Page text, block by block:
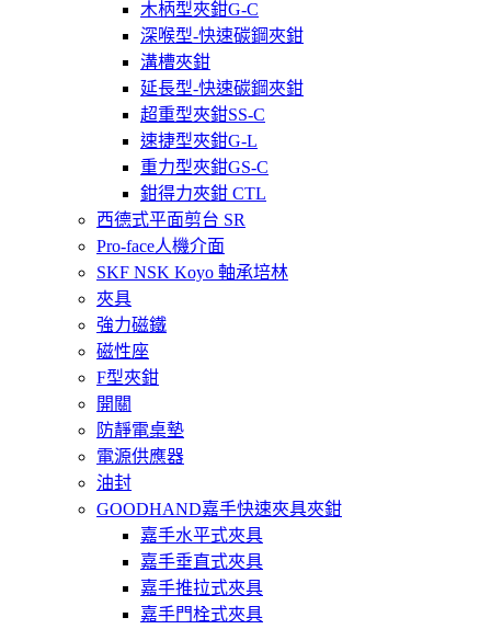
木柄型夾鉗G-C
深喉型-快速碳鋼夾鉗
溝槽夾鉗
延長型-快速碳鋼夾鉗
超重型夾鉗SS-C
速捷型夾鉗G-L
重力型夾鉗GS-C
鉗得力夾鉗 CTL
西德式平面剪台 SR
Pro-face人機介面
SKF NSK Koyo 軸承培林
夾具
強力磁鐵
磁性座
F型夾鉗
開關
防靜電桌墊
電源供應器
油封
GOODHAND嘉手快速夾具夾鉗
嘉手水平式夾具
嘉手垂直式夾具
嘉手推拉式夾具
嘉手門栓式夾具